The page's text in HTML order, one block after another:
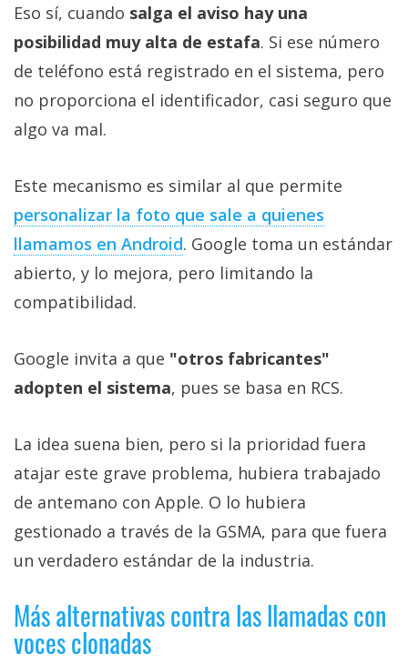
Eso sí, cuando salga el aviso hay una
posibilidad muy alta de estafa. Si ese número
de teléfono está registrado en el sistema, pero
no proporciona el identificador, casi seguro que
algo va mal.
Este mecanismo es similar al que permite
personalizar la foto que sale a quienes
llamamos en Android. Google toma un estándar
abierto, y lo mejora, pero limitando la
compatibilidad.
Google invita a que "otros fabricantes"
adopten el sistema, pues se basa en RCS.
La idea suena bien, pero si la prioridad fuera
atajar este grave problema, hubiera trabajado
de antemano con Apple. O lo hubiera
gestionado a través de la GSMA, para que fuera
un verdadero estándar de la industria.
Más alternativas contra las llamadas con
voces clonadas